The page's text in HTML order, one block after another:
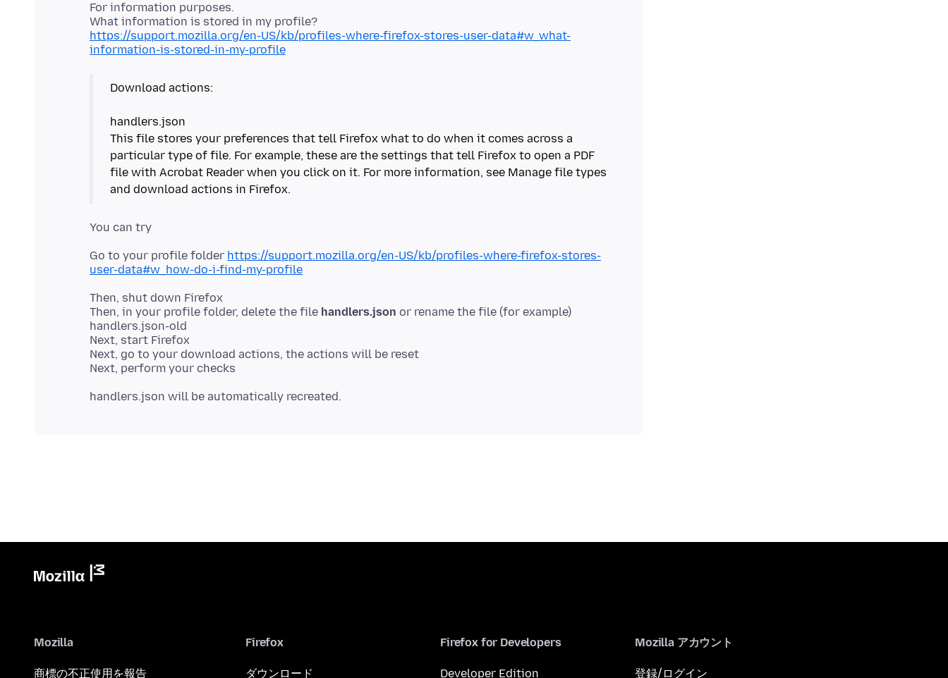
For information purposes.
https://support.mozilla.org/en-US/kb/profiles-where-firefox-stores-user-data#w_what-
information-is-stored-in-my-profile
Download actions:
handlers.json
This file stores your preferences that tell Firefox what to do when it comes across a
particular type of file. For example, these are the settings that tell Firefox to open a PDF
file with Acrobat Reader when you click on it. For more information, see Manage file types
and download actions in Firefox.
Go to your profile folder https://support.mozilla.org/en-US/kb/profiles-where-firefox-stores-
user-data#w_how-do-i-find-my-profile
Then, shut down Firefox
Then, in your profile folder, delete the file handlers.json or rename the file (for example)
handlers.json-old
Next, start Firefox
Next, go to your download actions, the actions will be reset
Mozilla
商標の不正使用を報告
Firefox
ダウンロード
Firefox for Developers
Developer Edition
Mozilla アカウント
登録/ログイン